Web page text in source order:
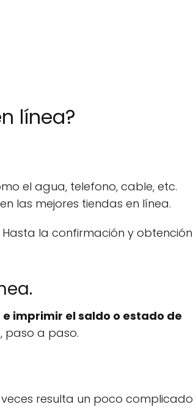
línea?
el agua, telefono, cable, etc.
en las mejores tiendas en línea.
la confirmación y obtención
imprimir el saldo o estado de
paso a paso.
veces resulta un poco complicado